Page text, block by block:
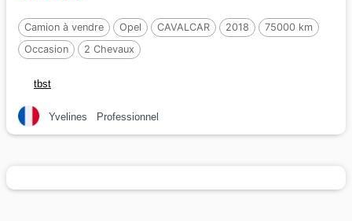
Camion à vendre Opel CAVALCAR 2018
75000 km
Occasion
2 Chevaux
tbst
Yvelines Professionnel